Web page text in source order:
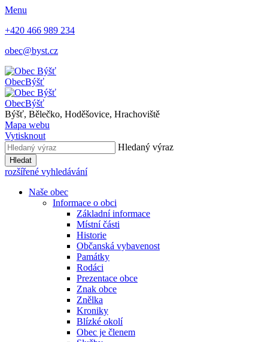
Menu
+420 466 989 234
obec@byst.cz
ObecBýšť
ObecBýšť
Býšť, Bělečko, Hoděšovice, Hrachoviště
Mapa webu
Vytisknout
Hledaný výraz
Hledat
rozšířené vyhledávání
Naše obec
Informace o obci
Základní informace
Místní části
Historie
Občanská vybavenost
Památky
Rodáci
Prezentace obce
Znak obce
Znělka
Kroniky
Blízké okolí
Obec je členem